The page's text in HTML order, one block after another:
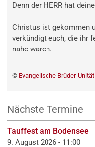
Denn der HERR hat
Christus ist gekommen
verkündigt euch, die ihr
nahe waren.
© Evangelische Brüder-
Nächste Termine
Tauffest am Bodensee
9. August 2026 - 11:00